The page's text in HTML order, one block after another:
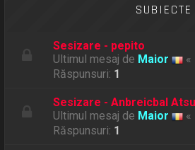
SUBIECTE
Sesizare - pepito
Ultimul mesaj de Maior
«
Răspunsuri: 1
Sesizare - Anbreicbal
Ultimul mesaj de Maior
«
Răspunsuri: 1